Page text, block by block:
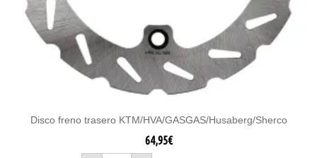
Disco freno trasero KTM/HVA/GASGAS/Husaberg/Sherco
64,95€